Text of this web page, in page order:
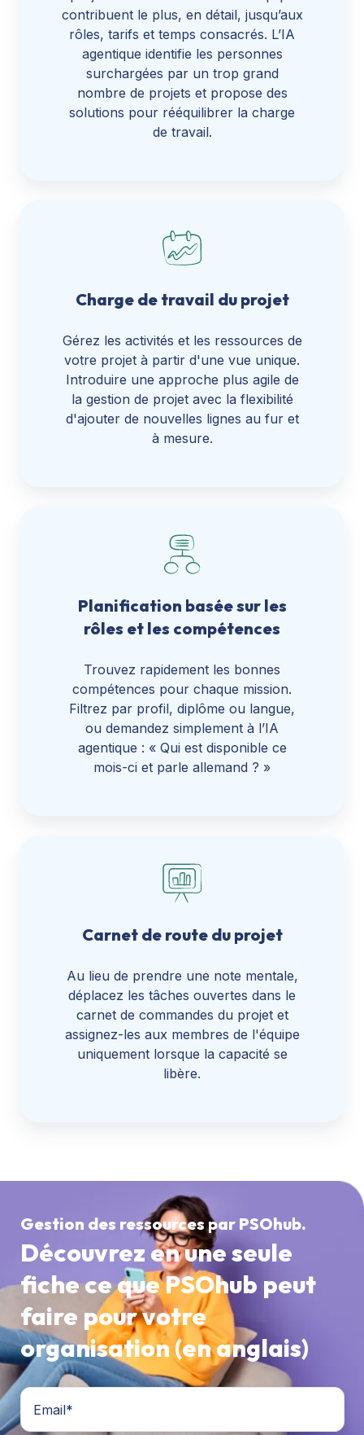
contribuent le plus, en détail, jusqu’aux
rôles, tarifs et temps consacrés. L’IA
agentique identifie les personnes
surchargées par un trop grand
nombre de projets et propose des
solutions pour rééquilibrer la charge
de travail.
Charge de travail du projet
Gérez les activités et les ressources de
votre projet à partir d'une vue unique.
Introduire une approche plus agile de
la gestion de projet avec la flexibilité
d'ajouter de nouvelles lignes au fur et
à mesure.
Planification basée sur les
rôles et les compétences
Trouvez rapidement les bonnes
compétences pour chaque mission.
Filtrez par profil, diplôme ou langue,
ou demandez simplement à l’IA
agentique : « Qui est disponible ce
mois-ci et parle allemand ? »
Carnet de route du projet
Au lieu de prendre une note mentale,
déplacez les tâches ouvertes dans le
carnet de commandes du projet et
assignez-les aux membres de l'équipe
uniquement lorsque la capacité se
libère.
Gestion des ressources par PSOhub.
Découvrez en une seule
fiche ce que PSOhub peut
faire pour votre
organisation (en anglais)